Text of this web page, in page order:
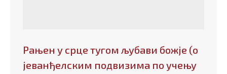
Рањен у срцe тугом љубави божје (о
јеванђелским подвизима по учењу